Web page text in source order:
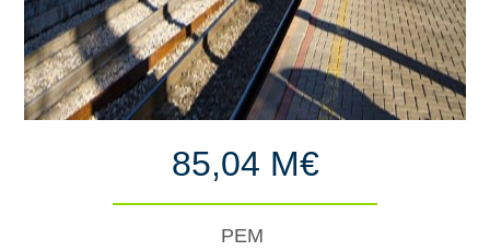
85,04 M€
PEM